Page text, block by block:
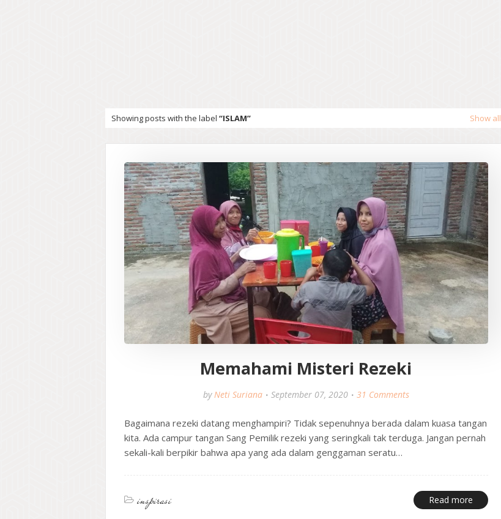
Showing posts with the label ISLAM Show all
Memahami Misteri Rezeki
by Neti Suriana September 07, 2020 31 Comments
Bagaimana rezeki datang menghampiri? Tidak sepenuhnya berada dalam kuasa tangan
kita. Ada campur tangan Sang Pemilik rezeki yang seringkali tak terduga. Jangan pernah
sekali-kali berpikir bahwa apa yang ada dalam genggaman seratu…
inspirasi Read more